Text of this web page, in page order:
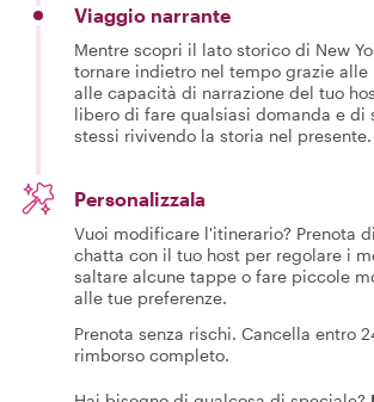
Viaggio narrante
Mentre scopri il lato storico di New
tornare indietro nel tempo grazie
alle capacità di narrazione del tuo
libero di fare qualsiasi domanda e di
stessi rivivendo la storia nel presente.
Personalizzala
Vuoi modificare l'itinerario? Prenota
chatta con il tuo host per regolare i
saltare alcune tappe o fare piccole
alle tue preferenze.
Prenota senza rischi. Cancella entro
rimborso completo.